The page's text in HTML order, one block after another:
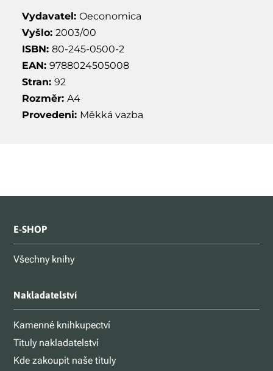
Vydavatel: Oeconomica
Vyšlo: 2003/00
ISBN: 80-245-0500-2
EAN: 9788024505008
Stran: 92
Rozměr: A4
Provedeni: Měkká vazba
E-SHOP
Všechny knihy
Nakladatelství
Kamenné knihkupectví
Tituly nakladatelství
Kde zakoupit naše tituly